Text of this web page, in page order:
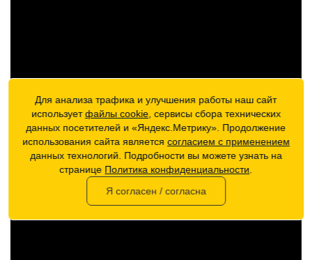
Для анализа трафика и улучшения работы наш сайт
используетфайлы cookie , сервисы сбора технических
данных посетителей и «Яндекс.Метрику». Продолжение
использования сайта является согласием с применением
данных технологий. Подробности вы можете узнать на
странице Политика конфиденциальности
Я согласен / согласна